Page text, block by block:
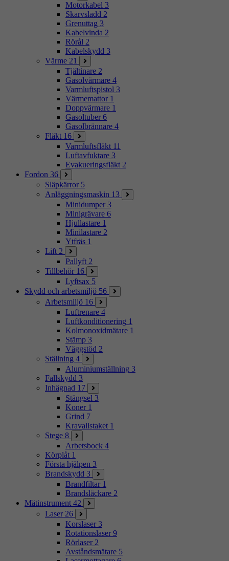
Motorkabel 3
Skarvsladd 2
Grenuttag 3
Kabelvinda 2
Rörål 2
Kabelskydd 3
Värme 21
Tjältinare 2
Gasolvärmare 4
Varmluftspistol 3
Värmemattor 1
Doppvärmare 1
Gasoltuber 6
Gasolbrännare 4
Fläkt 16
Varmluftsfläkt 11
Luftavfuktare 3
Evakueringsfläkt 2
Fordon 36
Släpkärror 5
Anläggningsmaskin 13
Minidumper 3
Minigrävare 6
Hjullastare 1
Minilastare 2
Ytfräs 1
Lift 2
Pallyft 2
Tillbehör 16
Lyftsax 5
Skydd och arbetsmiljö 56
Arbetsmiljö 16
Luftrenare 4
Luftkonditionering 1
Kolmonoxidmätare 1
Stämp 3
Väggstöd 2
Ställning 4
Aluminiumställning 3
Fallskydd 3
Inhägnad 17
Stängsel 3
Koner 1
Grind 7
Kravallstaket 1
Stege 8
Arbetsbock 4
Körplåt 1
Första hjälpen 3
Brandskydd 3
Brandfiltar 1
Brandsläckare 2
Mätinstrument 42
Laser 26
Korslaser 3
Rotationslaser 9
Rörlaser 2
Avståndsmätare 5